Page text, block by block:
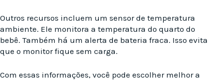
Outros recursos incluem um sensor de temperatura
ambiente. Ele monitora a temperatura do quarto do
bebê. Também há um alerta de bateria fraca. Isso evita
que o monitor fique sem carga.
Com essas informações, você pode escolher melhor a